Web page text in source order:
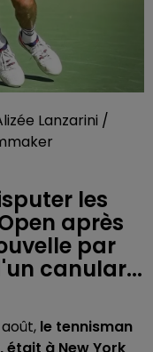
Lanzarini /
les
après
par
canular...
le tennisman
était à New York